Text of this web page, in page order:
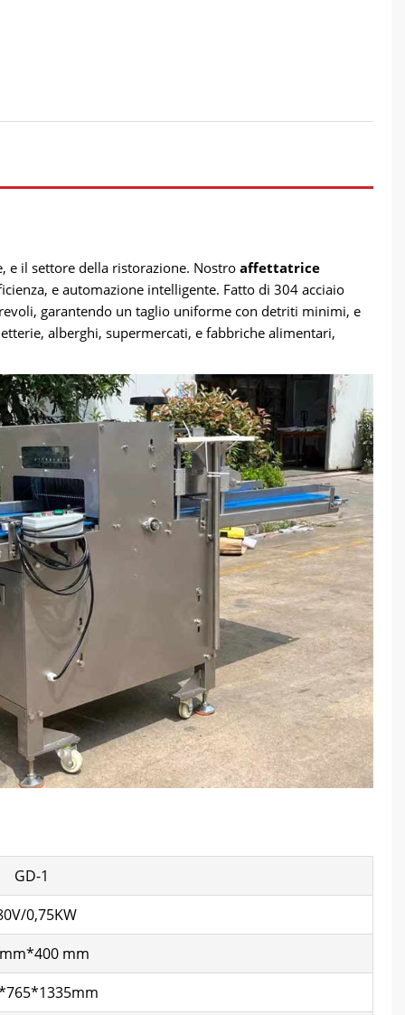
e il settore della ristorazione. Nostro affettatrice
e automazione intelligente. Fatto di 304 acciaio
garantendo un taglio uniforme con detriti minimi, e
alberghi, supermercati, e fabbriche alimentari,
GD-1
0,75KW
mm